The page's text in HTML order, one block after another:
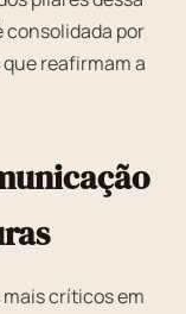
consolidada por
reafirmam a
críticos em